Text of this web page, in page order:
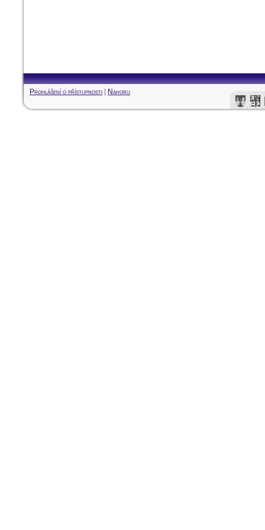
Prohlášení o přístupnosti | Nahoru